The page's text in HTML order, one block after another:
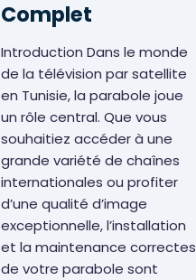
Réparation
électronique
Complet
Introduction Dans le monde
de la télévision par satellite
en Tunisie, la parabole joue
un rôle central. Que vous
souhaitiez accéder à une
grande variété de chaînes
internationales ou profiter
d’une qualité d’image
exceptionnelle, l’installation
et la maintenance correctes
de votre parabole sont